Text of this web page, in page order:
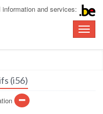
information and services:
Toggle
(i56)